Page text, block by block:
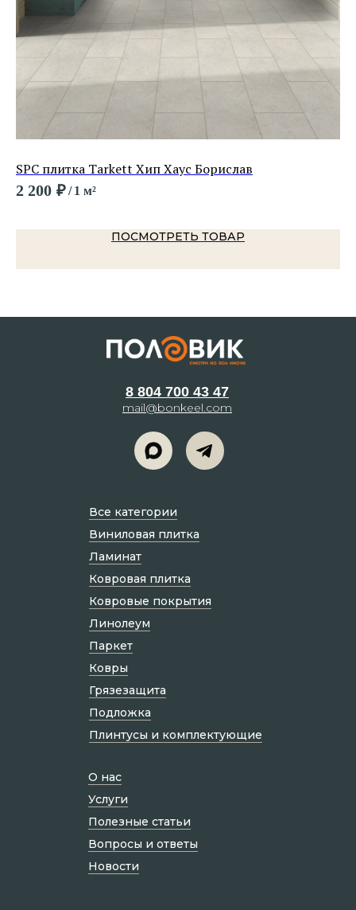
SPC плитка Tarkett Хип Хаус Борислав
2 200 ₽/ 1 м²
ПОСМОТРЕТЬ ТОВАР
8 804 700 43 47
mail@bonkeel.com
О нас
Услуги
Полезные статьи
Вопросы и ответы
Новости
Все категории
Виниловая плитка
Ламинат
Ковровая плитка
Ковровые покрытия
Линолеум
Паркет
Ковры
Грязезащита
Подложка
Плинтусы и комплектующие